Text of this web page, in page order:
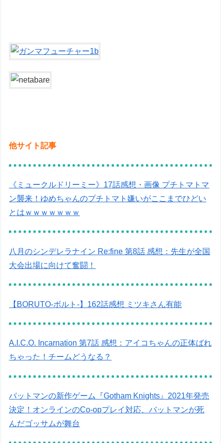
他サイト記事
《ミュークルドリーミー》17話感想・画像 プチトマトマ
ン襲来！ゆめちゃんのプチトマト嫌いがここまでひどい
とはｗｗｗｗｗｗｗ
八月のシンデレラナイン Re:fine 第8話 感想：先生が全国
大会出場に向けて奮闘！
【BORUTO-ボルト-】162話感想 ミツキさん有能
A.I.C.O. Incarnation 第7話 感想：アイコちゃんの正体ばれ
ちゃった！チームどうなる？
バットマンの新作ゲーム『Gotham Knights』2021年発売
決定！オンラインのCo-opプレイ対応、バットマンが死
んだゴッサムが舞台